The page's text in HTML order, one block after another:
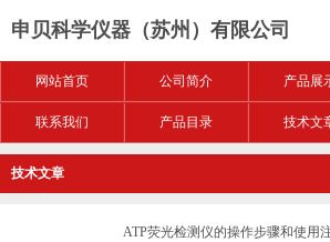
申贝科学仪器（苏州）有限公司
网站首页 公司简介 产品展
联系我们 产品目录 技术文
技术文章
ATP荧光检测仪的操作步骤和使用